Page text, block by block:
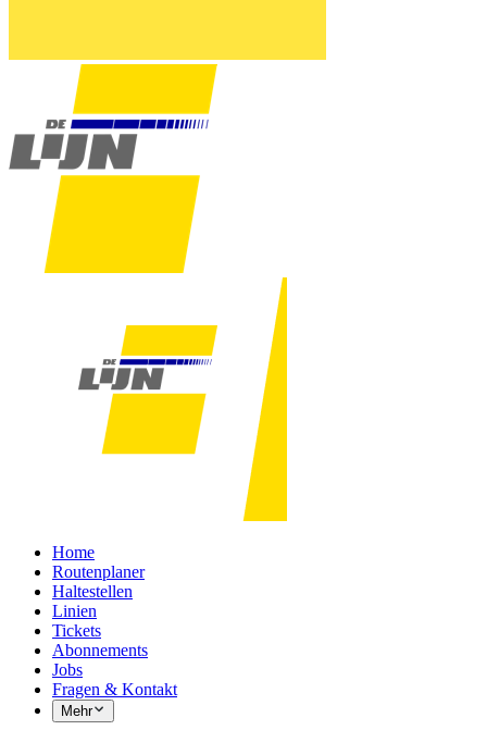
Home
Routenplaner
Haltestellen
Linien
Tickets
Abonnements
Jobs
Fragen & Kontakt
Mehr